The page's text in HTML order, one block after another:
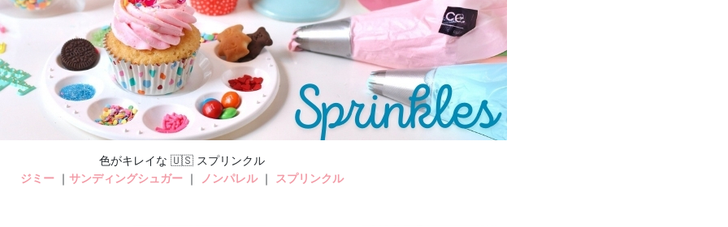
色がキレイな 🇺🇸 スプリンクル
ジミー ｜ サンディングシュガー ｜ ノンパレル｜ スプリンクル